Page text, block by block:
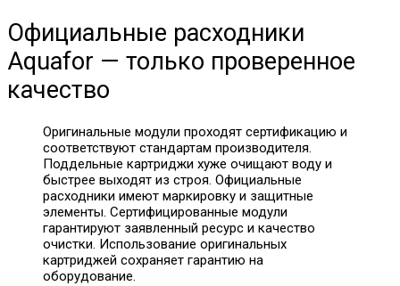
Официальные расходники
Aquafor — только проверенное
качество
Оригинальные модули проходят сертификацию и
соответствуют стандартам производителя.
Поддельные картриджи хуже очищают воду и
быстрее выходят из строя. Официальные
расходники имеют маркировку и защитные
элементы. Сертифицированные модули
гарантируют заявленный ресурс и качество
очистки. Использование оригинальных
картриджей сохраняет гарантию на
оборудование.